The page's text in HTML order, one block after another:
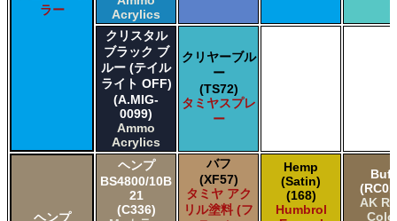
ラー
Acrylics
クリスタル
ブラック ブ
ルー (テイル
ライト OFF)
(A.MIG-
0099)
Ammo
Acrylics
クリヤーブル
ー
(TS72)
タミヤスプレ
ー
ヘンプ
ヘンプ
BS4800/10B
21
(C336)
バフ
(XF57)
タミヤ アク
リル塗料 (フ
Hemp
(Satin)
(168)
Humbrol
Buff
AK